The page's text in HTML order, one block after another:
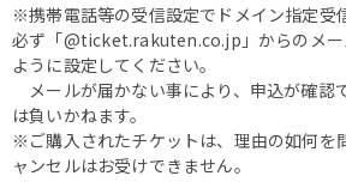
※携帯電話等の受信設定でドメイン指定受
必ず「@ticket.rakuten.co.jp」からのメー
ように設定してください。
メールが届かない事により、申込が確認
は負いかねます。
※ご購入されたチケットは、理由の如何を
ャンセルはお受けできません。